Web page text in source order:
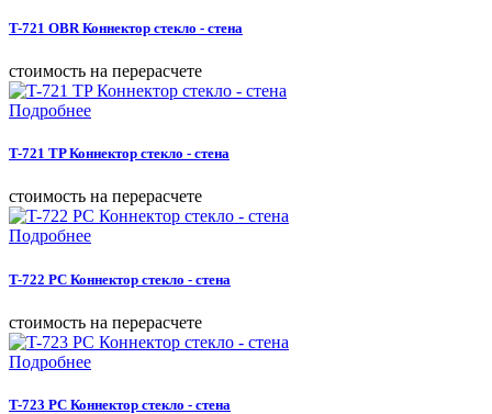
T-721 OBR Коннектор стекло - стена
cтоимость на перерасчете
Подробнее
T-721 TP Коннектор стекло - стена
cтоимость на перерасчете
Подробнее
T-722 PC Коннектор стекло - стена
cтоимость на перерасчете
Подробнее
T-723 PC Коннектор стекло - стена